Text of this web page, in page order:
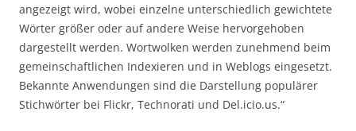
angezeigt wird, wobei einzelne unterschiedlich gewichtete
Wörter größer oder auf andere Weise hervorgehoben
dargestellt werden. Wortwolken werden zunehmend beim
gemeinschaftlichen Indexieren und in Weblogs eingesetzt.
Bekannte Anwendungen sind die Darstellung populärer
Stichwörter bei Flickr, Technorati und Del.icio.us.“